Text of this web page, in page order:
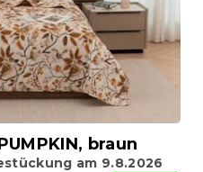
braun
am 9.8.2026